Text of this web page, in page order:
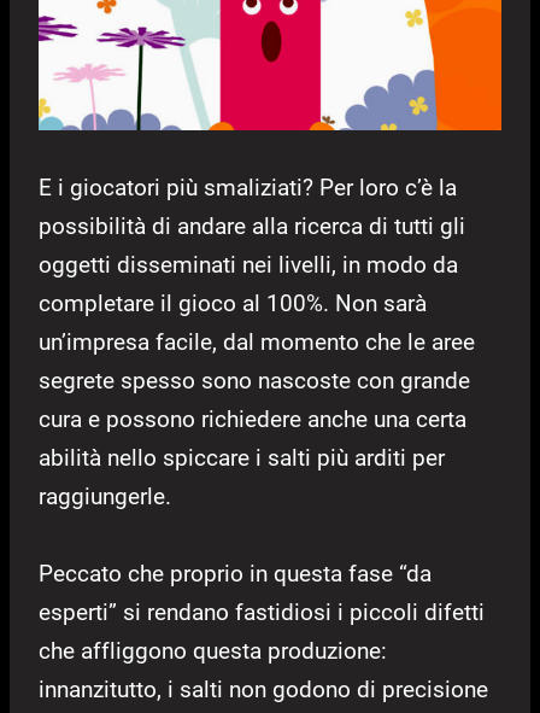
E i giocatori più smaliziati? Per loro c’è la
possibilità di andare alla ricerca di tutti gli
oggetti disseminati nei livelli, in modo da
completare il gioco al 100%. Non sarà
un’impresa facile, dal momento che le aree
segrete spesso sono nascoste con grande
cura e possono richiedere anche una certa
abilità nello spiccare i salti più arditi per
raggiungerle.
Peccato che proprio in questa fase “da
esperti” si rendano fastidiosi i piccoli difetti
che affliggono questa produzione:
innanzitutto, i salti non godono di precisione